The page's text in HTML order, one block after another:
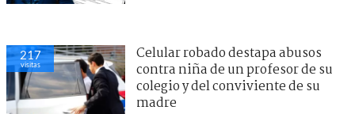
217
visitas
Celular robado destapa abusos
contra niña de un profesor de su
colegio y del conviviente de su
madre